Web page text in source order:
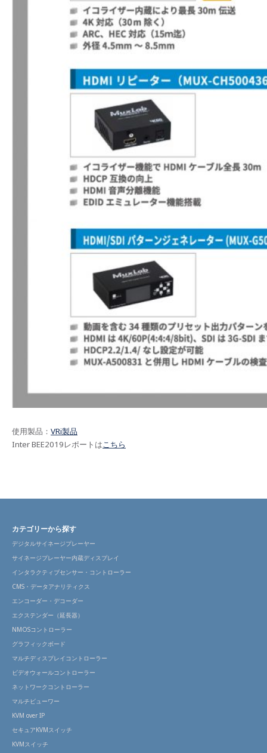
使用製品： VRi製品
Inter BEE2019レポートはこちら
カテゴリーから探す
デジタルサイネージプレーヤー
サイネージプレーヤー内蔵ディスプレイ
インタラクティブセンサー・コントローラー
CMS・データアナリティクス
エンコーダー・デコーダー
エクステンダー（延長器）
NMOSコントローラー
グラフィックボード
マルチディスプレイコントローラー
ビデオウォールコントローラー
ネットワークコントローラー
マルチビューワー
KVM over IP
セキュアKVMスイッチ
KVMスイッチ